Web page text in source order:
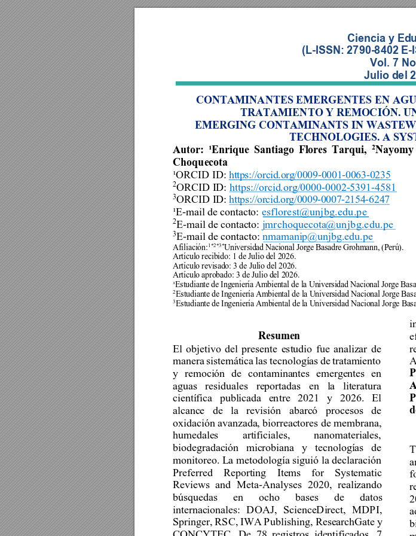
Ciencia y
(L-ISSN: 2790-8402
Vol. 7
Julio del
CONTAMINANTES EMERGENTES EN
TRATAMIENTO Y REMOCIÓN.
EMERGING CONTAMINANTS IN
TECHNOLOGIES. A
Autor: ¹Enrique Santiago Flores Tarqui, 2Nayomy
Choquecota
¹ORCID ID: https://orcid.org/0009-0001-0063-0235
2ORCID ID: https://orcid.org/0000-0002-5391-4581
3ORCID ID: https://orcid.org/0009-0007-2154-6247
¹E-mail de contacto: esflorest@unjbg.edu.pe
2E-mail de contacto: jmrchoquecota@unjbg.edu.pe
3E-mail de contacto: nmamanip@unjbg.edu.pe
Afiliación:1*2*3*Universidad Nacional Jorge Basadre Grohmann, (Perú).
Artículo recibido: 1 de Julio del 2026.
Artículo revisado: 3 de Julio del 2026.
Artículo aprobado: 3 de Julio del 2026.
¹Estudiante de Ingeniería Ambiental de la Universidad Nacional Jorge
2Estudiante de Ingeniería Ambiental de la Universidad Nacional Jorge
3Estudiante de Ingeniería Ambiental de la Universidad Nacional Jorge Ba
Resumen
El objetivo del presente estudio fue analizar de
manera sistemática las tecnologías de tratamiento
y remoción de contaminantes emergentes en
aguas
residuales reportadas en la
literatura
científica
publicada entre 2021 y 2026.
El
alcance
de la revisión abarcó procesos
de
oxidación avanzada, biorreactores de membrana,
humedales
artificiales,
nanomateriales,
biodegradación
microbiana y tecnologías
de
monitoreo. La metodología siguió la declaración
Preferred
Reporting Items for
Systematic
Reviews and Meta-Analyses 2020, realizando
búsquedas
en ocho bases de
datos
internacionales: DOAJ, ScienceDirect, MDPI,
Springer, RSC, IWA Publishing, ResearchGate y